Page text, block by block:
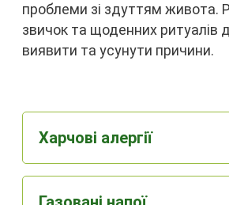
проблеми зі здуттям живота.
звичок та щоденних ритуалів
виявити та усунути причини.
Харчові алергії